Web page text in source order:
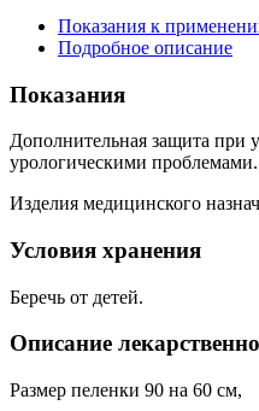
Показания к
Подробное описание
Показания
Дополнительная защита при
урологическими проблемами.
Изделия медицинского
Условия хранения
Беречь от детей.
Описание
Размер пеленки 90 на 60 см,